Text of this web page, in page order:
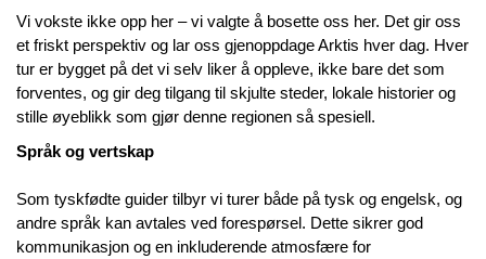
Vi vokste ikke opp her – vi valgte å bosette oss her. Det gir oss
et friskt perspektiv og lar oss gjenoppdage Arktis hver dag. Hver
tur er bygget på det vi selv liker å oppleve, ikke bare det som
forventes, og gir deg tilgang til skjulte steder, lokale historier og
stille øyeblikk som gjør denne regionen så spesiell.
Språk og vertskap
Som tyskfødte guider tilbyr vi turer både på tysk og engelsk, og
andre språk kan avtales ved forespørsel. Dette sikrer god
kommunikasjon og en inkluderende atmosfære for